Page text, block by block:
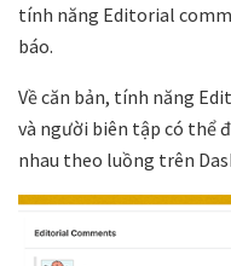
tính năng Editorial
báo.
Về căn bản, tính năng
và người biên tập có thể
nhau theo luồng trên